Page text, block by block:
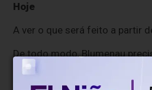
Hoje
A ver o que será feito a partir
De todo modo, Blumenau
O mais rápido possível.